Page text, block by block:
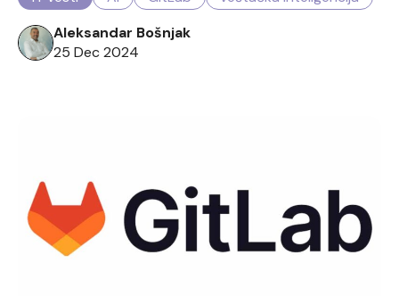
Aleksandar Bošnjak
25 Dec 2024